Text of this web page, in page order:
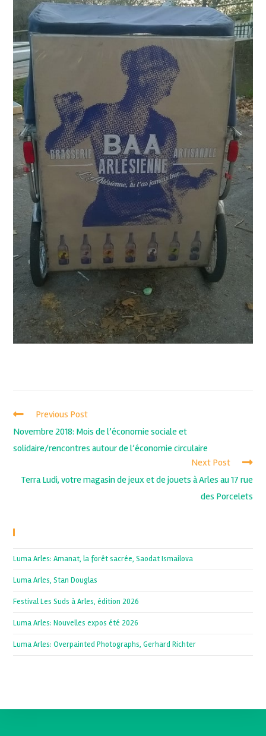
Previous Post
Novembre 2018: Mois de l’économie sociale et
solidaire/rencontres autour de l’économie circulaire
Next Post
Terra Ludi, votre magasin de jeux et de jouets à Arles au 17 rue
des Porcelets
Luma Arles: Amanat, la forêt sacrée, Saodat Ismailova
Luma Arles, Stan Douglas
Festival Les Suds à Arles, édition 2026
Luma Arles: Nouvelles expos été 2026
Luma Arles: Overpainted Photographs, Gerhard Richter